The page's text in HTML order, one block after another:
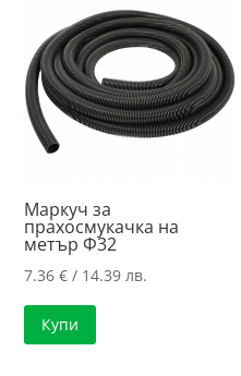
Маркуч за
прахосмукачка на
метър Ф32
7.36€ / 14.39 лв.
Купи